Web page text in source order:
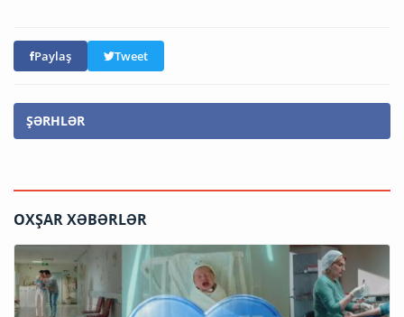
Paylaş Tweet
ŞƏRHLƏR
OXŞAR XƏBƏRLƏR